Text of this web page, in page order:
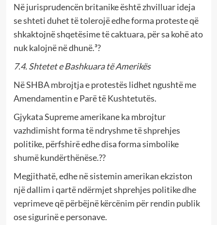
Në jurisprudencën britanike është zhvilluar ideja
se shteti duhet të tolerojë edhe forma proteste që
shkaktojnë shqetësime të caktuara, për sa kohë ato
nuk kalojnë në dhunë.³?
7.4. Shtetet e Bashkuara të Amerikës
Në SHBA mbrojtja e protestës lidhet ngushtë me
Amendamentin e Parë të Kushtetutës.
Gjykata Supreme amerikane ka mbrojtur
vazhdimisht forma të ndryshme të shprehjes
politike, përfshirë edhe disa forma simbolike
shumë kundërthënëse.??
Megjithatë, edhe në sistemin amerikan ekziston
një dallim i qartë ndërmjet shprehjes politike dhe
veprimeve që përbëjnë kërcënim për rendin publik
ose sigurinë e personave.